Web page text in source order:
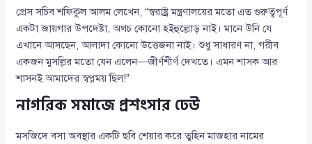
প্রেস সচিব শফিকুল আলম লেখেন, “স্বরাষ্ট্র মন্ত্রণালয়ের মতো এত গুরুত্বপূর্ণ
একটা জায়গার উপদেষ্টা, অথচ কোনো হইহুল্লোড় নাই। মানে উনি যে
এখানে আসছেন, আলাদা কোনো উত্তেজনা নাই। শুধু সাধারণ না, গরীব
একজন মুসল্লির মতো যেন এলেন—জীর্ণশীর্ণ দেখতে। এমন শাসক আর
শাসনই আমাদের স্বপ্নময় ছিল!”
নাগরিক সমাজে প্রশংসার ঢেউ
মসজিদে বসা অবস্থার একটি ছবি শেয়ার করে তুহিন মাজহার নামের